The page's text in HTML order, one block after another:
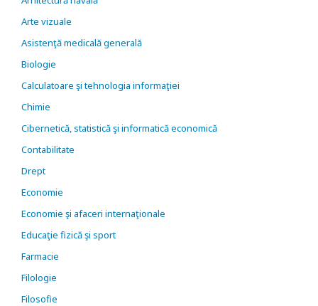
Arte vizuale
Asistenţă medicală generală
Biologie
Calculatoare şi tehnologia informaţiei
Chimie
Cibernetică, statistică şi informatică economică
Contabilitate
Drept
Economie
Economie şi afaceri internaţionale
Educaţie fizică şi sport
Farmacie
Filologie
Filosofie